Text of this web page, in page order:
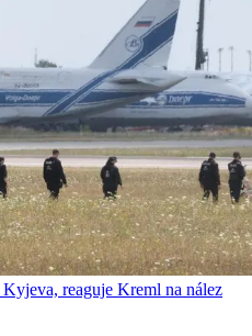
reaguje Kreml na nález